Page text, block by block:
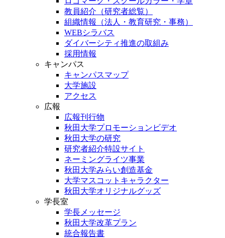
教員紹介（研究者総覧）
組織情報（法人・教育研究・事務）
WEBシラバス
ダイバーシティ推進の取組み
採用情報
キャンパス
キャンパスマップ
大学施設
アクセス
広報
広報刊行物
秋田大学プロモーションビデオ
秋田大学の研究
研究者紹介特設サイト
ネーミングライツ事業
秋田大学みらい創造基金
大学マスコットキャラクター
秋田大学オリジナルグッズ
学長室
学長メッセージ
秋田大学改革プラン
統合報告書